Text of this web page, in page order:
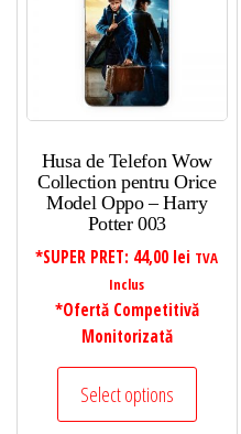
Husa de Telefon Wow
Collection pentru Orice
Model Oppo – Harry
Potter 003
*SUPER PRET: 44,00 lei TVA
Inclus
*Ofertă Competitivă
Monitorizată
Select options